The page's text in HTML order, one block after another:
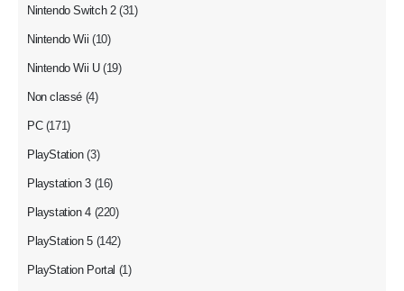
Nintendo Switch 2 (31)
Nintendo Wii (10)
Nintendo Wii U (19)
Non classé (4)
PC (171)
PlayStation (3)
Playstation 3 (16)
Playstation 4 (220)
PlayStation 5 (142)
PlayStation Portal (1)